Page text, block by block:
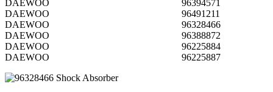
DAEWOO
96394571
DAEWOO
96491211
DAEWOO
96328466
DAEWOO
96388872
DAEWOO
96225884
DAEWOO
96225887